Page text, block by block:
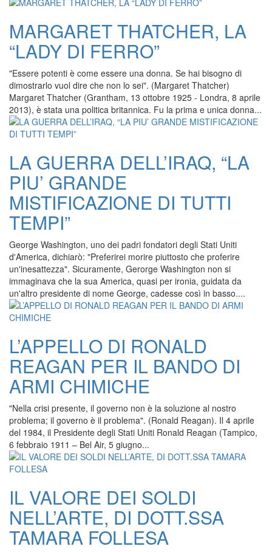
MARGARET THATCHER, LA
“LADY DI FERRO”
"Essere potenti è come essere una donna. Se hai bisogno di
dimostrarlo vuol dire che non lo sei". (Margaret Thatcher)
Margaret Thatcher (Grantham, 13 ottobre 1925 - Londra, 8 aprile
2013), è stata una politica britannica. Fu la prima e unica donna...
LA GUERRA DELL’IRAQ, “LA
PIU’ GRANDE
MISTIFICAZIONE DI TUTTI
TEMPI”
George Washington, uno dei padri fondatori degli Stati Uniti
d'America, dichiarò: "Preferirei morire piuttosto che proferire
un'inesattezza". Sicuramente, Gerorge Washington non si
immaginava che la sua America, quasi per ironia, guidata da
un'altro presidente di nome George, cadesse così in basso....
L’APPELLO DI RONALD
REAGAN PER IL BANDO DI
ARMI CHIMICHE
"Nella crisi presente, il governo non è la soluzione al nostro
problema; il governo è il problema". (Ronald Reagan). Il 4 aprile
del 1984, il Presidente degli Stati Uniti Ronald Reagan (Tampico,
6 febbraio 1911 – Bel Air, 5 giugno...
IL VALORE DEI SOLDI
NELL’ARTE, DI DOTT.SSA
TAMARA FOLLESA